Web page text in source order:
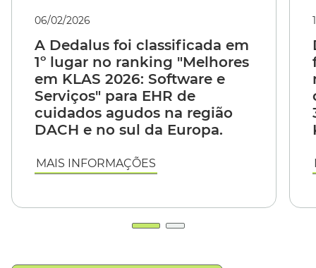
06/02/2026
A Dedalus foi classificada em
1º lugar no ranking "Melhores
em KLAS 2026: Software e
Serviços" para EHR de
cuidados agudos na região
DACH e no sul da Europa.
MAIS INFORMAÇÕES